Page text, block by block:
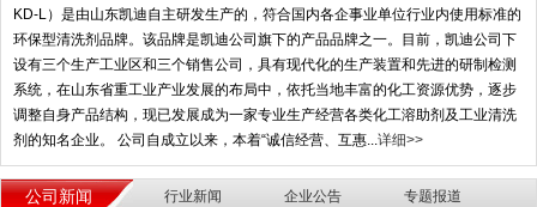
KD-L）是由山东凯迪自主研发生产的，符合国内各企事业单位行业内使用标准的
环保型清洗剂品牌。该品牌是凯迪公司旗下的产品品牌之一。目前，凯迪公司下
设有三个生产工业区和三个销售公司，具有现代化的生产装置和先进的研制检测
系统，在山东省重工业产业发展的布局中，依托当地丰富的化工资源优势，逐步
调整自身产品结构，现已发展成为一家专业生产经营各类化工溶助剂及工业清洗
剂的知名企业。 公司自成立以来，本着“诚信经营、互惠... 详细>>
公司新闻 行业新闻 企业公告 专题报道